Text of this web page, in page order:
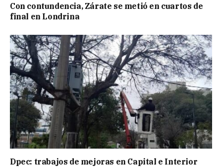
Con contundencia, Zárate se metió en cuartos de
final en Londrina
Dpec: trabajos de mejoras en Capital e Interior